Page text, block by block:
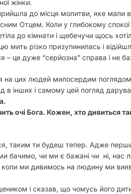
жінки.
до місця молитви, яке мали в
Отцем. Коли у глибокому
до кімнати і щебечучи щось
різко призупинилась і
– це дуже “серйозна” справа і не
на цих людей милосердим
в інших і самому цей погляд
очі Бога. Кожен, хто дивиться
таким ти будеш тепер. Адже
ми бачимо, чи ми є бажані чи ні,
ми дивимось на людину ми
і сказав, що чомусь його